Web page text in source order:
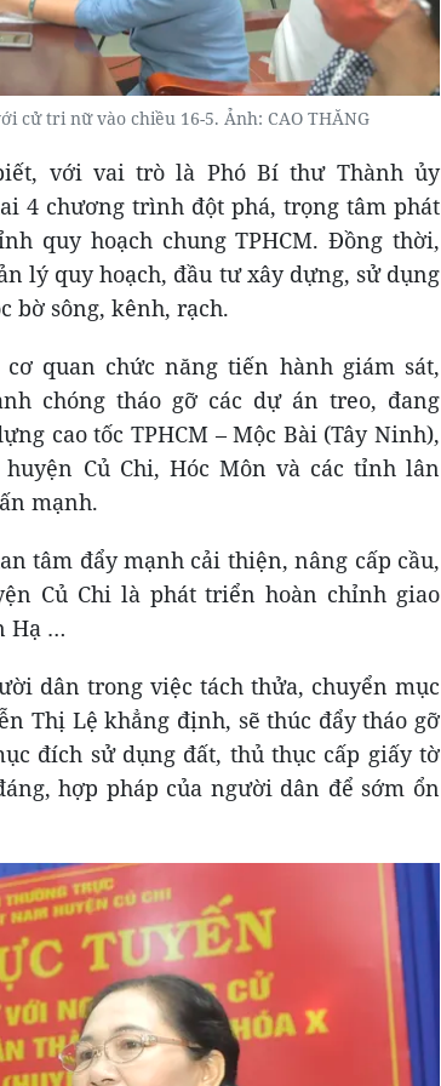
cử tri nữ vào chiều 16-5. Ảnh: CAO THĂNG
với vai trò là Phó Bí thư Thành ủy
4 chương trình đột phá, trọng tâm phát
quy hoạch chung TPHCM. Đồng thời,
lý quy hoạch, đầu tư xây dựng, sử dụng
bờ sông, kênh, rạch.
cơ quan chức năng tiến hành giám sát,
chóng tháo gỡ các dự án treo, đang
cao tốc TPHCM – Mộc Bài (Tây Ninh),
Củ Chi, Hóc Môn và các tỉnh lân
mạnh.
tâm đẩy mạnh cải thiện, nâng cấp cầu,
Củ Chi là phát triển hoàn chỉnh giao
Hạ …
dân trong việc tách thửa, chuyển mục
Thị Lệ khẳng định, sẽ thúc đẩy tháo gỡ
đích sử dụng đất, thủ thục cấp giấy tờ
hợp pháp của người dân để sớm ổn